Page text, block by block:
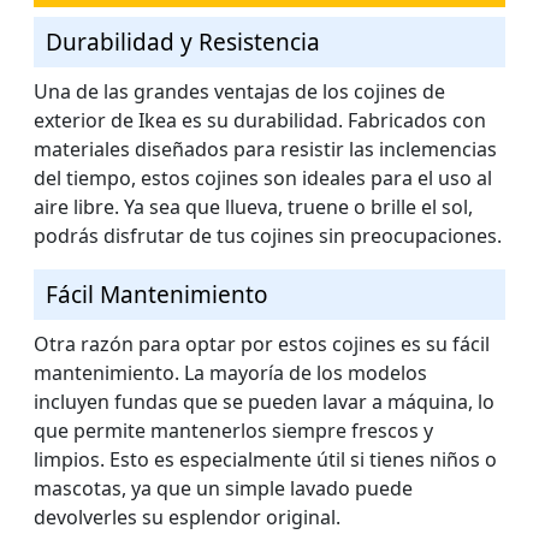
Durabilidad y Resistencia
Una de las grandes ventajas de los cojines de
exterior de Ikea es su durabilidad. Fabricados con
materiales diseñados para resistir las inclemencias
del tiempo, estos cojines son ideales para el uso al
aire libre. Ya sea que llueva, truene o brille el sol,
podrás disfrutar de tus cojines sin preocupaciones.
Fácil Mantenimiento
Otra razón para optar por estos cojines es su fácil
mantenimiento. La mayoría de los modelos
incluyen fundas que se pueden lavar a máquina, lo
que permite mantenerlos siempre frescos y
limpios. Esto es especialmente útil si tienes niños o
mascotas, ya que un simple lavado puede
devolverles su esplendor original.